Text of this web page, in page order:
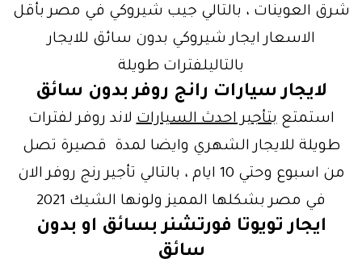
شرق العوينات ، بالتالي جيب شيروكي في مصر بأقل
الاسعار ايجار شيروكي بدون سائق للايجار
بالتاليلفترات طويلة
لايجار سيارات رانج روفر بدون سائق
استمتعبتأجير احدث السياراتلاند روفر لفترات
طويلة للايجار الشهري وايضا لمدة قصيرة تصل
من اسبوع وحتي 10 ايام ، بالتالي تأجير رنج روفر الان
في مصر بشكلها المميز ولونها الشيك 2021
ايجار تويوتا فورتشنر بسائق او بدون
سائق